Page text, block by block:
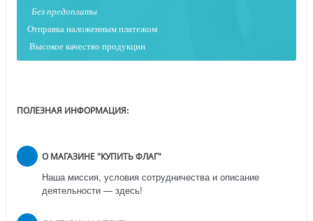
Без предоплаты
Отправка наложенным платежом
Высокое качество продукции
ПОЛЕЗНАЯ ИНФОРМАЦИЯ:
О МАГАЗИНЕ "КУПИТЬ ФЛАГ"
Наша миссия, условия сотрудничества и описание
деятельности — здесь!